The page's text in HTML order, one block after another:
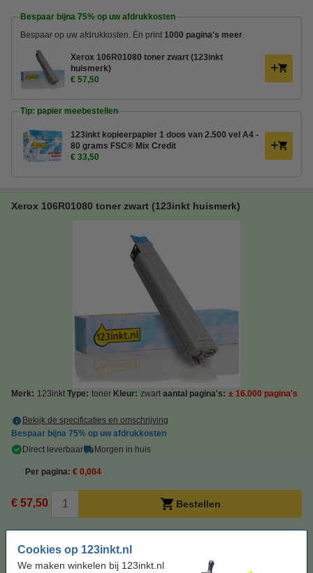
Cookies op 123inkt.nl
We maken winkelen bij 123inkt.nl
Bespaar bijna 75% op uw afdrukkosten
Bespaar op uw afdrukkosten. Én print 1000 pagina's meer.
Xerox 106R01080 toner zwart (123inkt
huismerk)
€ 57,50
Tip: papier meebestellen
123inkt kopieerpapier 1 doos van 2.500 vel A4 -
80 grams FSC® Mix Credit
€ 33,50
Xerox 106R01080 toner zwart (123inkt huismerk)
Merk: 123inkt Type: toner Kleur: zwart aantal pagina's: ± 16.000 pagina's
Bekijk de specificaties en omschrijving
Bespaar bijna 75% op uw afdrukkosten
Direct leverbaar
Morgen in huis
Per pagina € 0,004
€ 57,50 Bestellen
Xerox 106R01150 toner cyaan (123inkt